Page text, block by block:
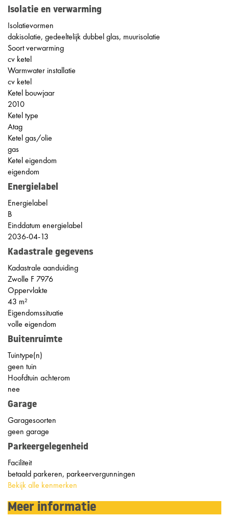
Isolatie en verwarming
Isolatievormen
dakisolatie, gedeeltelijk dubbel glas, muurisolatie
Soort verwarming
cv ketel
Warmwater installatie
cv ketel
Ketel bouwjaar
2010
Ketel type
Atag
Ketel gas/olie
gas
Ketel eigendom
eigendom
Energielabel
Energielabel
B
Einddatum energielabel
2036-04-13
Kadastrale gegevens
Kadastrale aanduiding
Zwolle F 7976
Oppervlakte
43 m²
Eigendomssituatie
volle eigendom
Buitenruimte
Tuintype(n)
geen tuin
Hoofdtuin achterom
nee
Garage
Garagesoorten
geen garage
Parkeergelegenheid
Faciliteit
betaald parkeren, parkeervergunningen
Bekijk alle kenmerken
Meer informatie